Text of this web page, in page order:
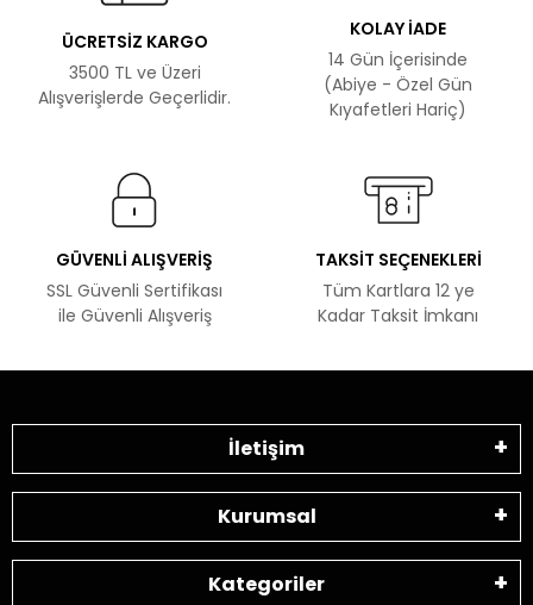
ÜCRETSİZ KARGO
3500 TL ve Üzeri
Alışverişlerde Geçerlidir.
KOLAY İADE
14 Gün İçerisinde
(Abiye - Özel Gün
Kıyafetleri Hariç)
GÜVENLİ ALIŞVERİŞ
SSL Güvenli Sertifikası
ile Güvenli Alışveriş
TAKSİT SEÇENEKLERİ
Tüm Kartlara 12 ye
Kadar Taksit İmkanı
İletişim
Kurumsal
Kategoriler